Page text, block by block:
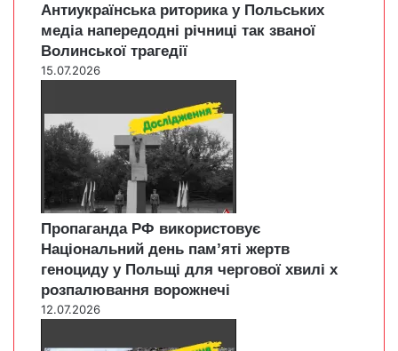
Антиукраїнська риторика у Польських
медіа напередодні річниці так званої
Волинської трагедії
15.07.2026
Пропаганда РФ використовує
Національний день пам’яті жертв
геноциду у Польщі для чергової хвилі х
розпалювання ворожнечі
12.07.2026